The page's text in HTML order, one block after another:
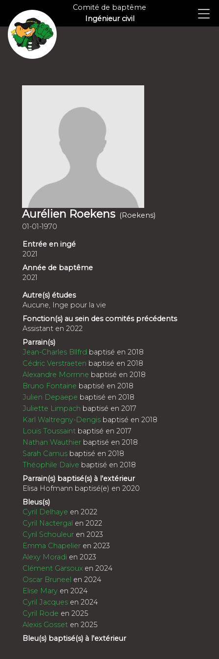
Comité de baptême
Ingénieur civil
Aurélien Roekens (Roekens)
01-01-1970
Entrée en ingé
2021
Année de baptême
2021
Autre(s) études
Aucune, Inge pour la vie
Fonction(s) au sein des comités précédents
Assistant en 2022
Parrain(s)
Jean-Charles Bllfrd baptisé en 2018
Cédric Verstraeten baptisé en 2018
Alexandre Morrnne baptisé en 2018
Bruno Fontaine baptisé en 2018
Julien Depaepe baptisé en 2018
Juliette Limpach baptisé en 2017
Karl Waltregny-Dengis baptisé en 2018
Louis Toussaint baptisé en 2017
Nathan Wauthier baptisé en 2018
Sarah Camus baptisé en 2018
Théophile Daive baptisé en 2018
Parrain(s) baptisé(s) à l'extérieur
Elisa Hofmann baptisé(e) en 2020
Bleus(s)
Cyril Delhaye en 2022
Cyril Nactergal en 2022
Cyril Schouleur en 2023
Emma Chapelier en 2023
Alexy Moradi en 2023
Clément Garsoux en 2024
Oscar Bruneel en 2024
Elise Mary en 2024
Cyril Jacques en 2024
Cyril Rode en 2025
Alexis Gosset en 2025
Bleu(s) baptisé(s) à l'extérieur